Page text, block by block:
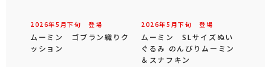
2026年5 月下旬 登場
ムーミン ゴブラン織りク
ッション
2026年5 月下旬 登場
ムーミン SLサイズぬい
ぐるみ のんびりムーミン
＆スナフキン